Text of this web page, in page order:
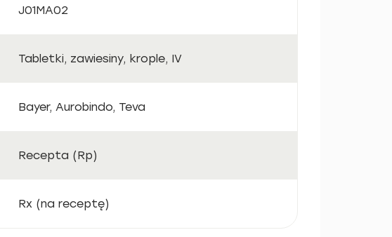
J01MA02
Tabletki, zawiesiny, krople, IV
Bayer, Aurobindo, Teva
Recepta (Rp)
Rx (na receptę)